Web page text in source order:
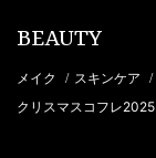
BEAUTY
メイク / スキンケア /
クリスマスコフレ2025